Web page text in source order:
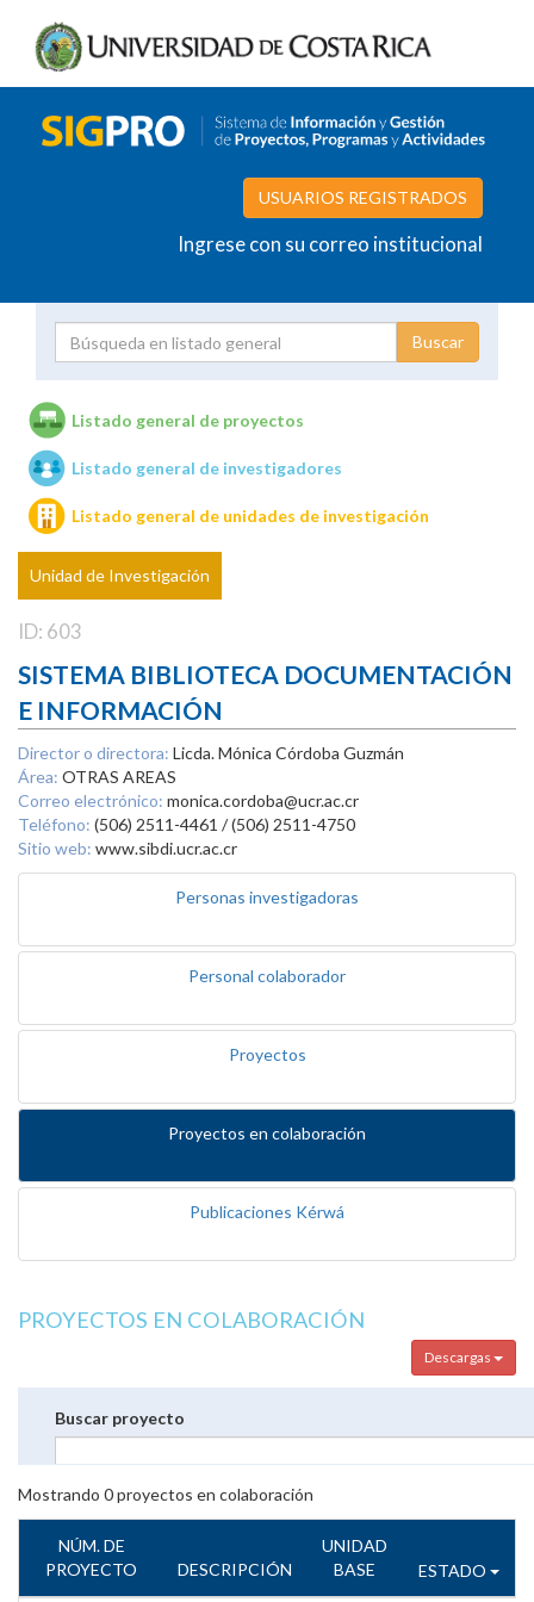
USUARIOS REGISTRADOS
Ingrese con su correo institucional
Unidades de investigación
Listado general de proyectos
Listado general de investigadores
Listado general de unidades de investigación
Unidad de Investigación
ID: 603
SISTEMA BIBLIOTECA DOCUMENTACIÓN
E INFORMACIÓN
Director o directora: Licda. Mónica Córdoba Guzmán
Área: OTRAS AREAS
Correo electrónico: monica.cordoba@ucr.ac.cr
Teléfono: (506) 2511-4461 / (506) 2511-4750
Sitio web: www.sibdi.ucr.ac.cr
Personas investigadoras
Personal colaborador
Proyectos
Proyectos en colaboración
Publicaciones Kérwá
PROYECTOS EN COLABORACIÓN
Descargas
Buscar proyecto
Mostrando 0proyectos en colaboración
NÚM. DE
PROYECTO
DESCRIPCIÓN
UNIDAD
BASE
ESTADO